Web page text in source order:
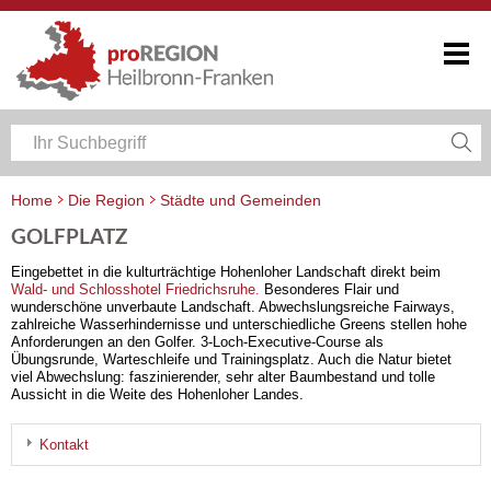
Home Die Region Städte und Gemeinden
GOLFPLATZ
Eingebettet in die kulturträchtige Hohenloher Landschaft direkt beim
Wald- und Schlosshotel Friedrichsruhe. Besonderes Flair und
wunderschöne unverbaute Landschaft. Abwechslungsreiche Fairways,
zahlreiche Wasserhindernisse und unterschiedliche Greens stellen hohe
Anforderungen an den Golfer. 3-Loch-Executive-Course als
Übungsrunde, Warteschleife und Trainingsplatz. Auch die Natur bietet
viel Abwechslung: faszinierender, sehr alter Baumbestand und tolle
Aussicht in die Weite des Hohenloher Landes.
Kontakt